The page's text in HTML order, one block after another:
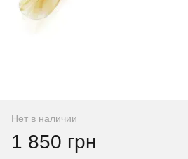
Нет в наличии
1 850 грн